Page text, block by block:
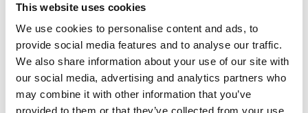
This website uses cookies
We use cookies to personalise content and ads, to
provide social media features and to analyse our traffic.
We also share information about your use of our site with
our social media, advertising and analytics partners who
may combine it with other information that you’ve
provided to them or that they’ve collected from your use
Tavopets Wandelwagen
Roscoe los voor Maeve
Autostoel Reismand
Niet op voorraad
Voor 15:00 besteld,
zelfde werkdag verzonden